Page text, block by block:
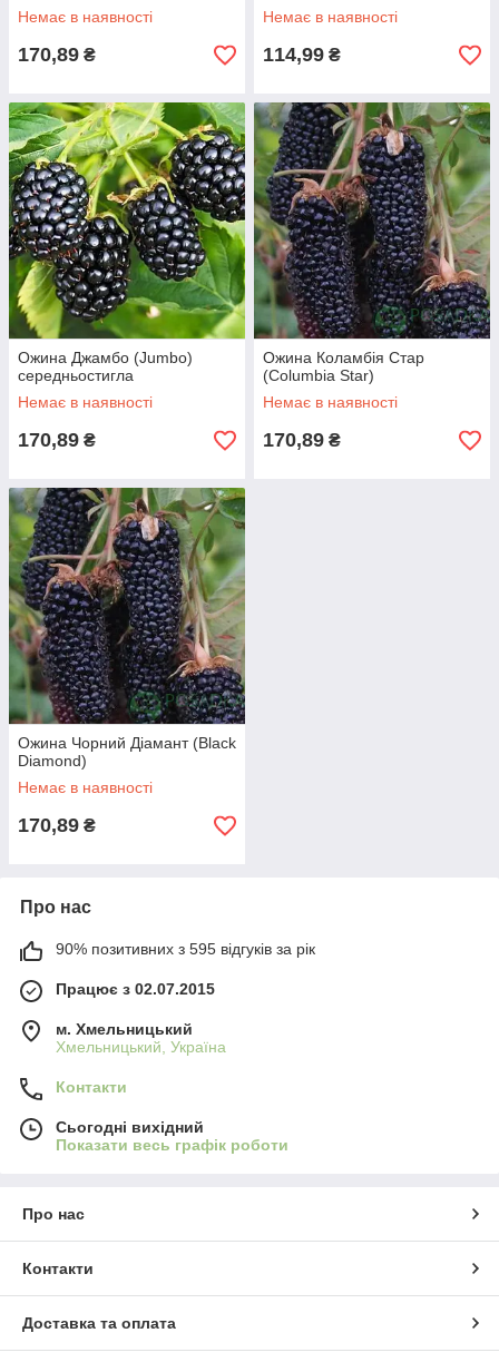
Немає в наявності
170,89 ₴
Немає в наявності
114,99 ₴
Ожина Джамбо (Jumbo)
середньостигла
Немає в наявності
170,89 ₴
Ожина Коламбія Стар
(Columbia Star)
Немає в наявності
170,89 ₴
Ожина Чорний Діамант (Black
Diamond)
Немає в наявності
170,89 ₴
Про нас
90% позитивних з 595 відгуків за рік
Працює з 02.07.2015
м. Хмельницький
Хмельницький, Україна
Контакти
Сьогодні вихідний
Показати весь графік роботи
Про нас
Контакти
Доставка та оплата